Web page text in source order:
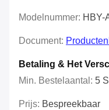
Modelnummer: HBY-
Document:
Betaling & Het
Min. Bestelaantal: 5
Prijs: Bespreekbaar